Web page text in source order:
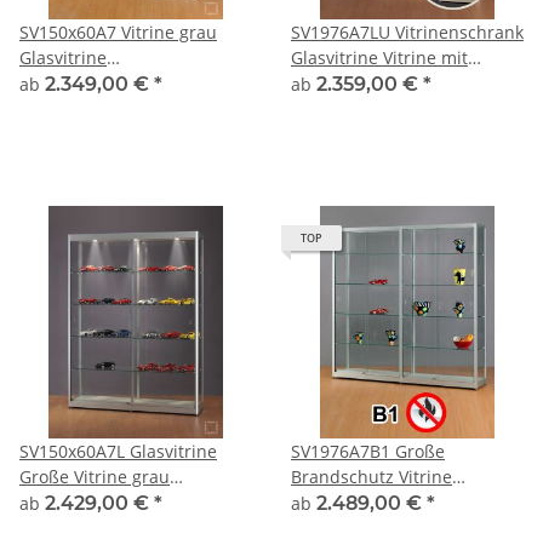
SV150x60A7 Vitrine grau
Glasvitrine
Ausstellungsvitrine
ab 2.349,00 € *
SV1976A7LU Vitrinenschrank
Glasvitrine Vitrine mit
Unterschrank
ab 2.359,00 € *
SV150x60A7L Glasvitrine
Große Vitrine grau
Ausstellungsvitrine
ab 2.429,00 € *
TOP
SV1976A7B1 Große
Brandschutz Vitrine
abschließbar Glas Alu Silber
ab 2.489,00 € *